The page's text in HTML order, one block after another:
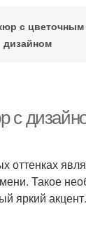
с цветочным
дизайном
маникюр
оттенках
Такое
яркий акцент.